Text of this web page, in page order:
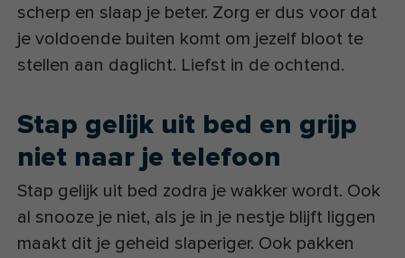
scherp en slaap je beter. Zorg er dus voor dat
je voldoende buiten komt om jezelf bloot te
stellen aan daglicht. Liefst in de ochtend.
Stap gelijk uit bed en grijp
niet naar je telefoon
Stap gelijk uit bed zodra je wakker wordt. Ook
al snooze je niet, als je in je nestje blijft liggen
maakt dit je geheid slaperiger. Ook pakken